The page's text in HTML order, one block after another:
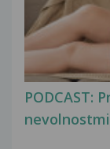
PODCAST: